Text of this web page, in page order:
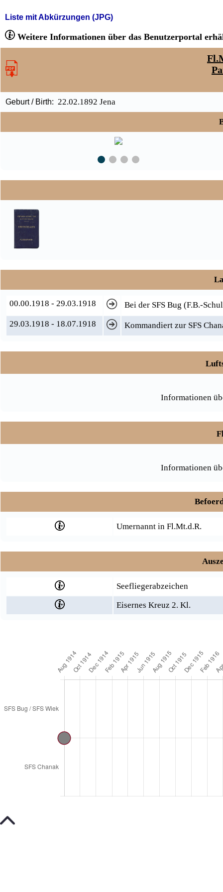
Liste mit Abkürzungen (JPG)
Weitere Informationen über das Benutzerportal
Geburt / Birth: 22.02.1892 Jena
00.00.1918 - 29.03.1918
Bei der SFS Bug (F.B.-
29.03.1918 - 18.07.1918
Kommandiert zur SFS
Informationen
Informationen
Umernannt in Fl.Mt.d.R.
Seefliegerabzeichen
Eisernes Kreuz 2. Kl.